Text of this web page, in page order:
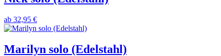
ab 32,95 €
Marilyn solo (Edelstahl)